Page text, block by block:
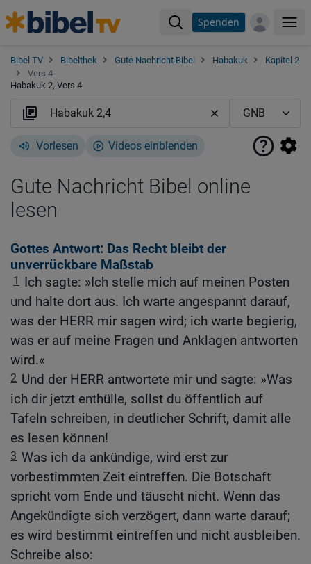
Spenden
Bibel TV Bibelthek Gute Nachricht Bibel Habakuk
Kapitel 2
Vers 4
Habakuk 2, Vers 4
Vorlesen Videos einblenden
Gute Nachricht Bibel online
lesen
Gottes Antwort: Das Recht bleibt der
unverrückbare Maßstab
1
Ich sagte: »Ich stelle mich auf meinen Posten
und halte dort aus. Ich warte angespannt darauf,
was der HERR mir sagen wird; ich warte begierig,
was er auf meine Fragen und Anklagen antworten
wird.«
2 Und der HERR antwortete mir und sagte: »Was
ich dir jetzt enthülle, sollst du öffentlich auf
Tafeln schreiben, in deutlicher Schrift, damit alle
es lesen können!
3 Was ich da ankündige, wird erst zur
vorbestimmten Zeit eintreffen. Die Botschaft
spricht vom Ende und täuscht nicht. Wenn das
Angekündigte sich verzögert, dann warte darauf;
es wird bestimmt eintreffen und nicht ausbleiben.
Schreibe also: